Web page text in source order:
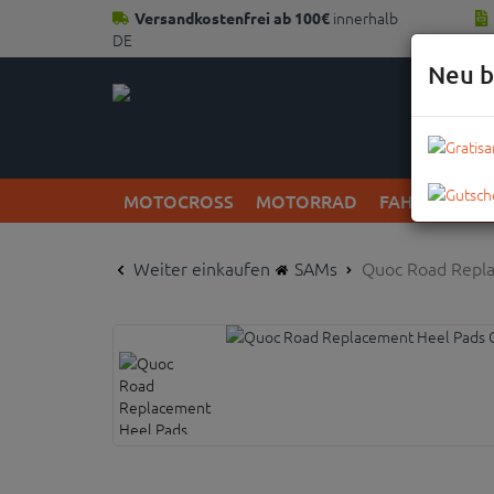
Versandkostenfrei ab 100€ innerhalb
DE
MOTOCROSS MOTORRAD FAHRRAD
Weiter einkaufen SAMs Quoc Road
Neu